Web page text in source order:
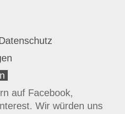
auf Facebook,
Wir würden uns